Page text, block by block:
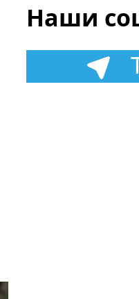
Наши